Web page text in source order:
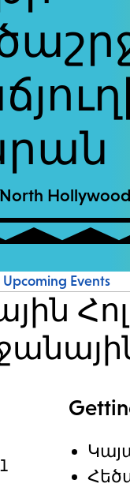
and
Escape
to
close
the
submenu.
Upcoming Events